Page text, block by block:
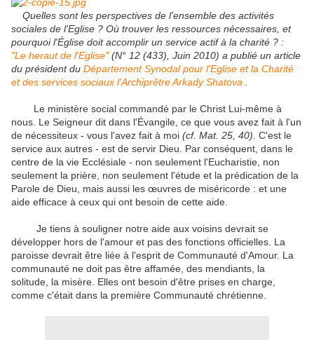
Quelles sont les perspectives de l'ensemble des activités
sociales de l'Eglise ? Où trouver les ressources nécessaires, et
pourquoi l'Église doit accomplir un service actif à la charité ? :
"Le heraut de l'Eglise"(N° 12 (433), Juin 2010) a publié un article
du président du Département Synodal pour l'Eglise et la Charité
et des services sociaux l'Archiprêtre Arkady Shatova
Le ministère social commandé par le Christ Lui-même à
nous. Le Seigneur dit dans l'Évangile, ce que vous avez fait à l'un
de nécessiteux - vous l'avez fait à moi (cf. Mat. 25, 40). C'est le
service aux autres - est de servir Dieu.
Par conséquent, dans le
centre de la vie Ecclésiale - non seulement l'Eucharistie, non
seulement la prière, non seulement l'étude et la prédication de la
Parole de Dieu, mais aussi les œuvres de miséricorde : et une
aide efficace à ceux qui ont besoin de cette aide.
Je tiens à souligner notre aide aux voisins devrait se
développer hors de l'amour et pas des fonctions officielles. La
paroisse devrait être liée à l'esprit de Communauté d'Amour. La
communauté ne doit pas être affamée, des mendiants, la
solitude, la misère. Elles ont besoin d'être prises en charge,
comme c'était dans la première Communauté chrétienne.